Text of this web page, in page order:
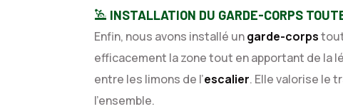
INSTALLATION DU GARDE-CORPS
Enfin, nous avons installé ungarde-corps
efficacement la zone tout en apportant de la
entre les limons de l’escalier. Elle valorise le
l’ensemble.